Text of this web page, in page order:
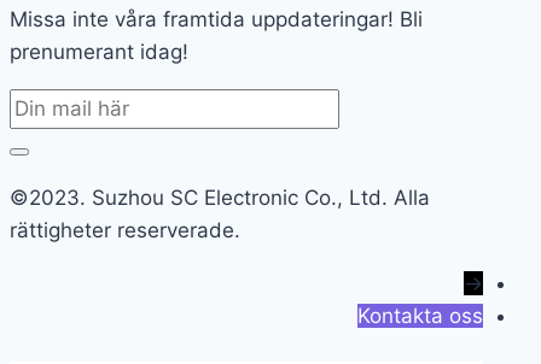
Missa inte våra framtida uppdateringar! Bli
prenumerant idag!
©2023. Suzhou SC Electronic Co., Ltd. Alla
rättigheter reserverade.
→
Kontakta oss